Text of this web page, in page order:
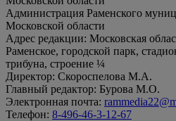
Администрация Раменского
Московской области
Адрес редакции: Московская
Раменское, городской парк,
трибуна, строение ¼
Директор: Скороспелова М.А.
Главный редактор: Бурова М.О.
Электронная почта:
Телефон: 8-496-46-3-12-67